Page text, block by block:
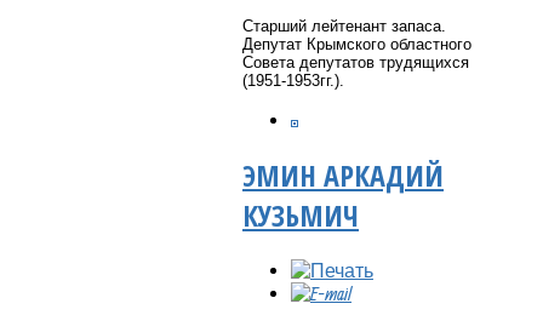
Старший лейтенант запаса.
Депутат Крымского областного
Совета депутатов трудящихся
(1951-1953гг.).
ЭМИН АРКАДИЙ
КУЗЬМИЧ